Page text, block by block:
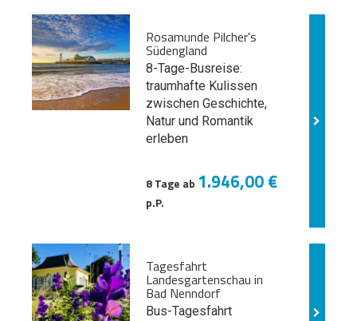
Rosamunde Pilcher's
Südengland
8-Tage-Busreise:
traumhafte Kulissen
zwischen Geschichte,
Natur und Romantik
erleben
8 Tage ab 1.946,00 €
p.P.
Tagesfahrt
Landesgartenschau in
Bad Nenndorf
Bus-Tagesfahrt